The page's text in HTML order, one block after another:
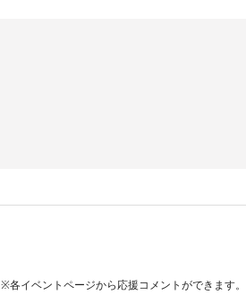
※各イベントページから応援コメントができます。